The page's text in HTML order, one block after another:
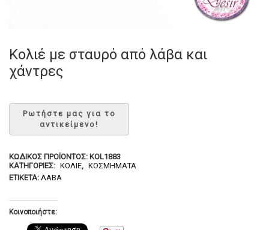
Κολιέ με σταυρό από λάβα και
χάντρες
ΚΩΔΙΚΌΣ ΠΡΟΪΌΝΤΟΣ: KOL1883
ΚΑΤΗΓΟΡΊΕΣ: ΚΟΛΙΈ, ΚΟΣΜΉΜΑΤΑ
ΕΤΙΚΈΤΑ: ΛΆΒΑ
Κοινοποιήστε: